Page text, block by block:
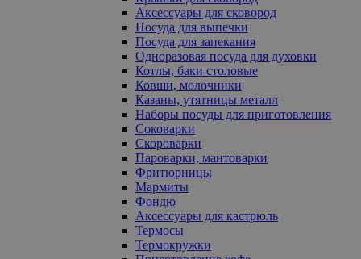
Аксессуары для сковород
Посуда для выпечки
Посуда для запекания
Одноразовая посуда для духовки
Котлы, баки столовые
Ковши, молочники
Казаны, утятницы металл
Наборы посуды для приготовления
Соковарки
Скороварки
Пароварки, мантоварки
Фритюрницы
Мармиты
Фондю
Аксессуары для кастрюль
Термосы
Термокружки